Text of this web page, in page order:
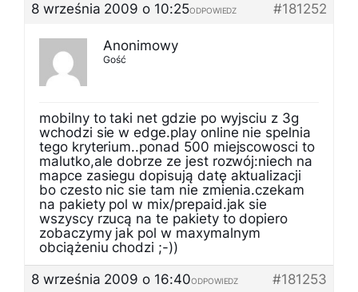
8 września 2009 o 10:25
#181252
ODPOWIEDZ
Anonimowy
Gość
mobilny to taki net gdzie po wyjsciu z 3g
wchodzi sie w edge.play online nie spelnia
tego kryterium..ponad 500 miejscowosci to
malutko,ale dobrze ze jest rozwój:niech na
mapce zasiegu dopisują datę aktualizacji
bo czesto nic sie tam nie zmienia.czekam
na pakiety pol w mix/prepaid.jak sie
wszyscy rzucą na te pakiety to dopiero
zobaczymy jak pol w maxymalnym
obciążeniu chodzi ;-))
8 września 2009 o 16:40
#181253
ODPOWIEDZ